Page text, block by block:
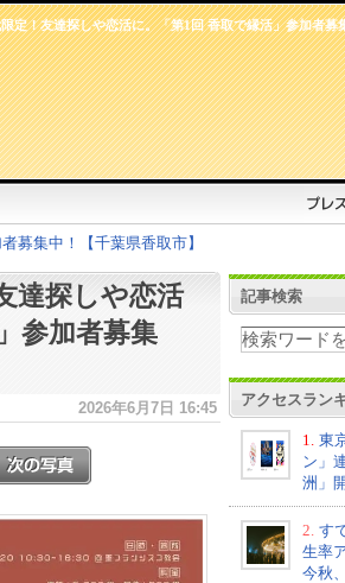
定！友達探しや恋活に。「第1回 香取で縁活」参加者募
募集中！【千葉県香取市】
達探しや恋活
参加者募集
2026年6月7日 16:45
記事検索
アクセスラン
1.
東
ン」
洲」
2. す
生率
今秋